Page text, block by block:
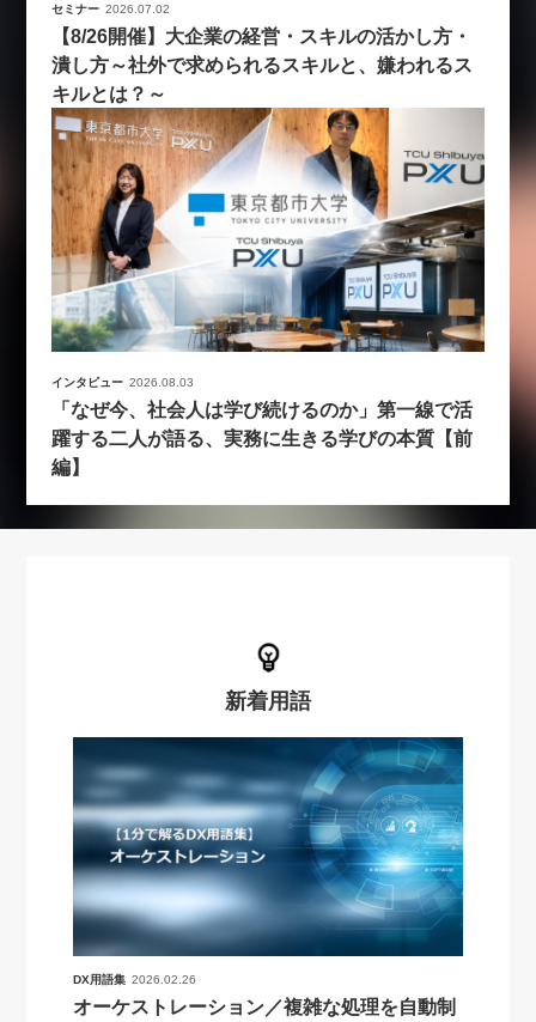
セミナー 2026.07.02
【8/26開催】大企業の経営・スキルの活かし方・
潰し方～社外で求められるスキルと、嫌われるス
キルとは？～
インタビュー 2026.08.03
「なぜ今、社会人は学び続けるのか」第一線で活
躍する二人が語る、実務に生きる学びの本質【前
編】
新着用語
DX用語集 2026.02.26
オーケストレーション／複雑な処理を自動制